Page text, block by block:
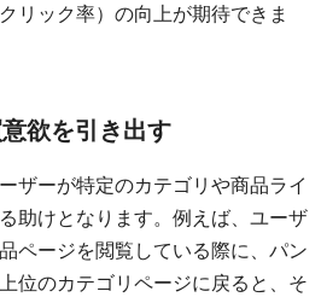
リック率）の向上が期待できま
欲を引き出す
ザーが特定のカテゴリや商品ライ
助けとなります。例えば、ユーザ
ページを閲覧している際に、パン
位のカテゴリページに戻ると、そ